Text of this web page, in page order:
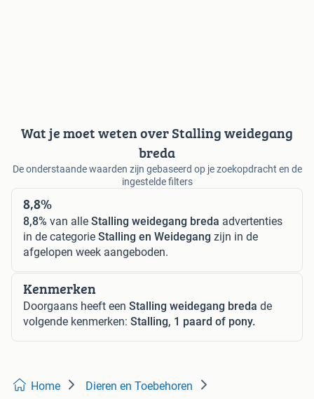
Wat je moet weten over Stalling weidegang
breda
De onderstaande waarden zijn gebaseerd op je zoekopdracht en de
ingestelde filters
8,8%
8,8% van alle Stalling weidegang breda advertenties
in de categorie Stalling en Weidegang zijn in de
afgelopen week aangeboden.
Kenmerken
Doorgaans heeft een Stalling weidegang breda de
volgende kenmerken: Stalling, 1 paard of pony.
Home Dieren en Toebehoren